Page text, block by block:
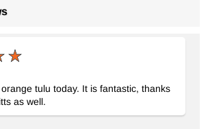
tulu today. It is fantastic, thanks
as well.